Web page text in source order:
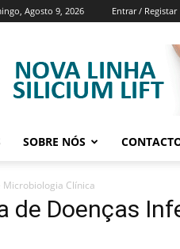
Agosto 9, 2026 Entrar / Registar
SOBRE NÓS
Microbiologia Clínica
de Doenças